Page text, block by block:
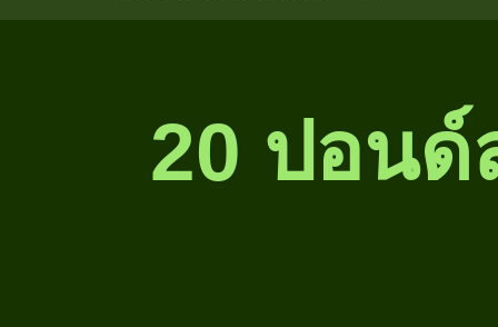
20 ปอนด์